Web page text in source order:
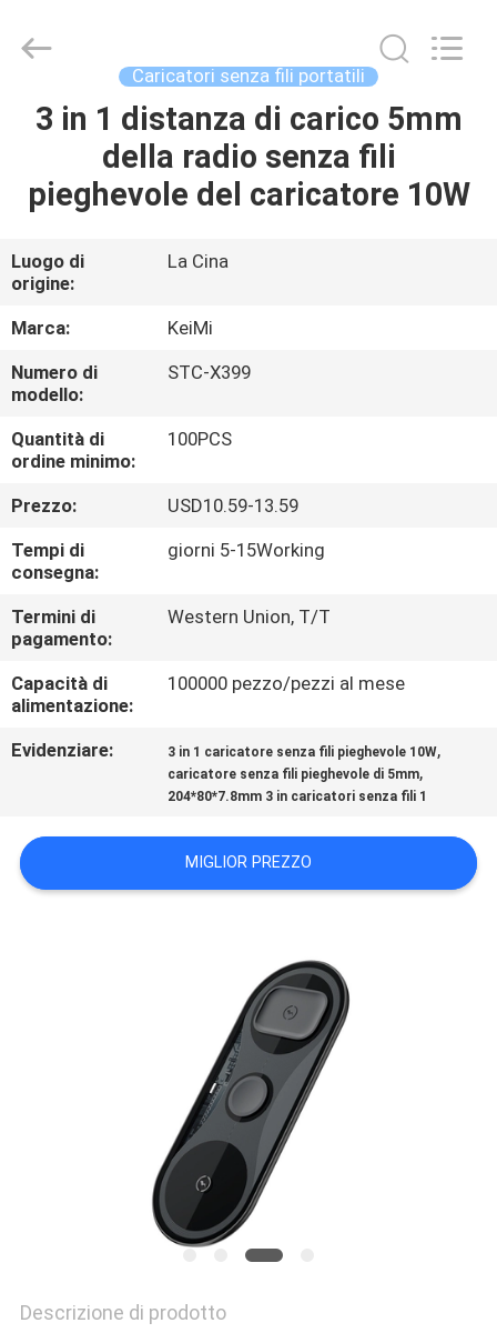
CASA
PRODOTTI
CIRCA
NOI
GIRO
DELLA
FABBRICA
CONTROLLO
DI
QUALITÀ
CONTATTICI
MAPPA
Industrial
Reserved.
Developed
Caricatori senza fili portatili
3 in 1 distanza di carico 5mm
della radio senza fili
pieghevole del caricatore 10W
Luogo di
origine:
La Cina
Marca:
KeiMi
Numero di
modello:
STC-X399
Quantità di
ordine minimo:
100PCS
Prezzo:
USD10.59-13.59
Tempi di
consegna:
giorni 5-15Working
Termini di
pagamento:
Western Union, T/T
Capacità di
alimentazione:
100000 pezzo/pezzi al mese
Evidenziare: 3 in 1 caricatore senza fili pieghevole 10W,
caricatore senza fili pieghevole di 5mm,
204*80*7.8mm 3 in caricatori senza fili 1
MIGLIOR PREZZO
Descrizione di prodotto